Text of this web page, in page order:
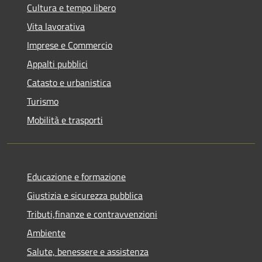
Cultura e tempo libero
Vita lavorativa
Imprese e Commercio
Appalti pubblici
Catasto e urbanistica
Turismo
Mobilità e trasporti
Educazione e formazione
Giustizia e sicurezza pubblica
Tributi,finanze e contravvenzioni
Ambiente
Salute, benessere e assistenza